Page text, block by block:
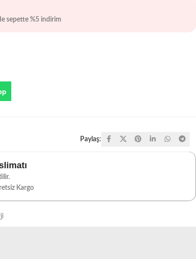
sepette %5 indirim
Paylaş:
Kargo